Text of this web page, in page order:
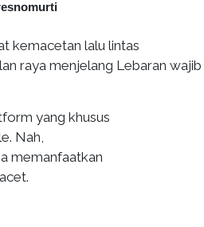
kemacetan lalu lintas
raya menjelang Lebaran wajib
yang khusus
Nah,
memanfaatkan